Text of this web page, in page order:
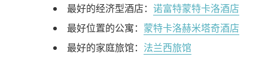
最好的经济型酒店： 诺富特蒙特卡洛酒店
最好位置的公寓： 蒙特卡洛赫米塔奇酒店
最好的家庭旅馆： 法兰西旅馆